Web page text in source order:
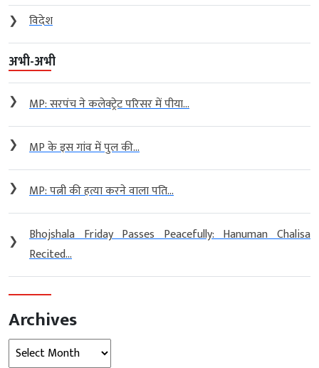
❯
विदेश
अभी-अभी
❯ MP: सरपंच ने कलेक्ट्रेट परिसर में पीया...
❯ MP के इस गांव में पुल की...
❯ MP: पत्नी की हत्या करने वाला पति...
❯
Bhojshala Friday Passes Peacefully: Hanuman Chalisa
Recited...
Archives
Archives